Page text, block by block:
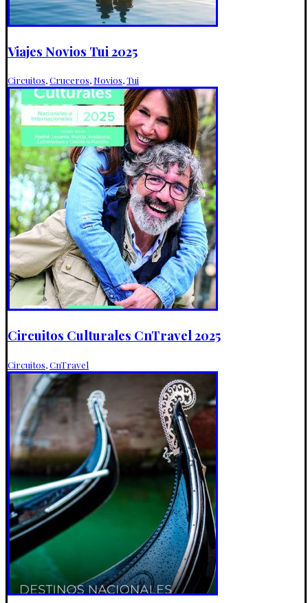
Viajes Novios Tui 2025
Circuitos,Cruceros, Novios,Tui
Circuitos Culturales CnTravel 2025
Circuitos,CnTravel